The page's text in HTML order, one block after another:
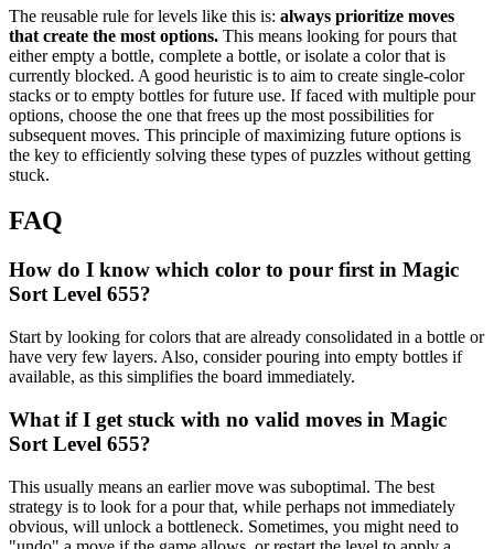
The reusable rule for levels like this is: always prioritize moves
that create the most options. This means looking for pours that
either empty a bottle, complete a bottle, or isolate a color that is
currently blocked. A good heuristic is to aim to create single-color
stacks or to empty bottles for future use. If faced with multiple pour
options, choose the one that frees up the most possibilities for
subsequent moves. This principle of maximizing future options is
the key to efficiently solving these types of puzzles without getting
stuck.
FAQ
How do I know which color to pour first in Magic
Sort Level 655?
Start by looking for colors that are already consolidated in a bottle or
have very few layers. Also, consider pouring into empty bottles if
available, as this simplifies the board immediately.
What if I get stuck with no valid moves in Magic
Sort Level 655?
This usually means an earlier move was suboptimal. The best
strategy is to look for a pour that, while perhaps not immediately
obvious, will unlock a bottleneck. Sometimes, you might need to